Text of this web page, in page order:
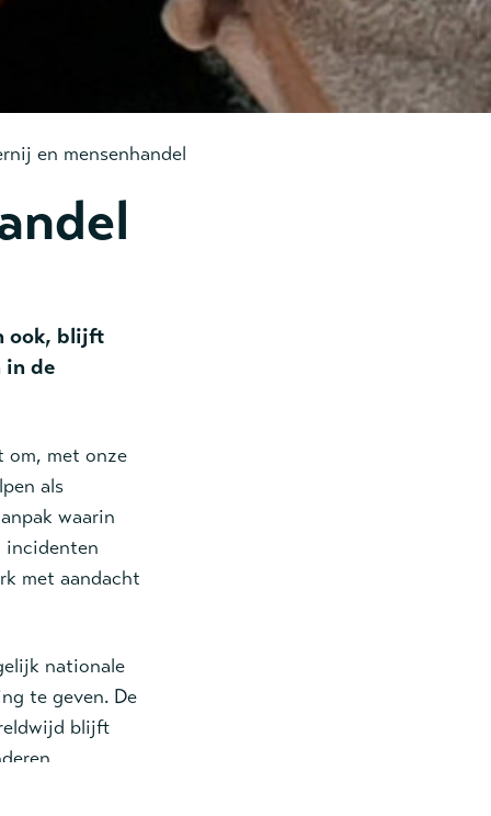
en mensenhandel
ook, blijft
in de
met onze
als
waarin
incidenten
met aandacht
nationale
te geven. De
blijft